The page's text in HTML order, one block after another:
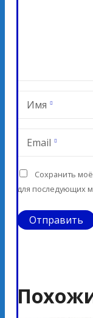
Имя
Email
Сохранить
для последующих